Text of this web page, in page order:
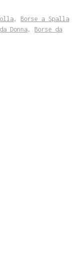
, Borse a Spalla
Donna, Borse da